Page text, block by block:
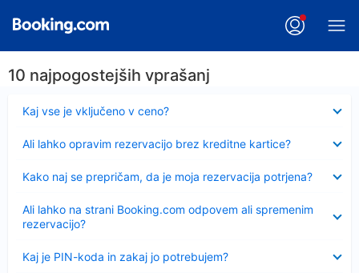
10 najpogostejših vprašanj
Kaj vse je vključeno v ceno?
Ali lahko opravim rezervacijo brez kreditne kartice?
Kako naj se prepričam, da je moja rezervacija potrjena?
Ali lahko na strani Booking.com odpovem ali spremenim
rezervacijo?
Kaj je PIN-koda in zakaj jo potrebujem?